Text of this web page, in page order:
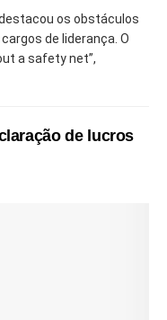
os obstáculos
de liderança. O
a safety net”,
de lucros